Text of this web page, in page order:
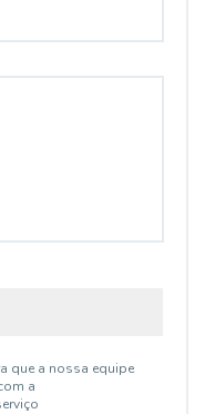
que a nossa equipe
a